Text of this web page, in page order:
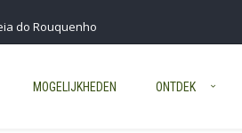
do Rouquenho
MOGELIJKHEDEN ONTDEK